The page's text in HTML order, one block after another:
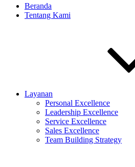
Beranda
Tentang Kami
Layanan
Personal Excellence
Leadership Excellence
Service Excellence
Sales Excellence
Team Building Strategy